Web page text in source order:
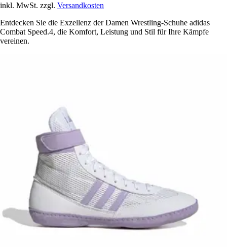
inkl. MwSt. zzgl. Versandkosten
Entdecken Sie die Exzellenz der Damen Wrestling-Schuhe adidas
Combat Speed.4, die Komfort, Leistung und Stil für Ihre Kämpfe
vereinen.